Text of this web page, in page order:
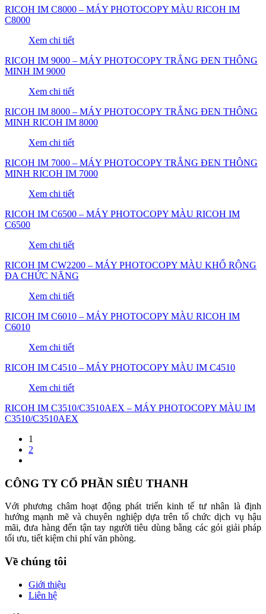
RICOH IM C8000 – MÁY PHOTOCOPY MÀU RICOH IM
C8000
Xem chi tiết
RICOH IM 9000 – MÁY PHOTOCOPY TRẮNG ĐEN THÔNG
MINH IM 9000
Xem chi tiết
RICOH IM 8000 – MÁY PHOTOCOPY TRẮNG ĐEN THÔNG
MINH RICOH IM 8000
Xem chi tiết
RICOH IM 7000 – MÁY PHOTOCOPY TRẮNG ĐEN THÔNG
MINH RICOH IM 7000
Xem chi tiết
RICOH IM C6500 – MÁY PHOTOCOPY MÀU RICOH IM
C6500
Xem chi tiết
RICOH IM CW2200 – MÁY PHOTOCOPY MÀU KHỔ RỘNG
ĐA CHỨC NĂNG
Xem chi tiết
RICOH IM C6010 – MÁY PHOTOCOPY MÀU RICOH IM
C6010
Xem chi tiết
RICOH IM C4510 – MÁY PHOTOCOPY MÀU IM C4510
Xem chi tiết
RICOH IM C3510/C3510AEX – MÁY PHOTOCOPY MÀU IM
C3510/C3510AEX
1
2
CÔNG TY CỔ PHẦN SIÊU THANH
Với phương châm hoạt động phát triển kinh tế tư nhân là định
hướng mạnh mẽ và chuyên nghiệp dựa trên tổ chức dịch vụ hậu
mãi, đưa hàng đến tận tay người tiêu dùng bằng các gói giải pháp
tối ưu, tiết kiệm chi phí văn phòng.
Về chúng tôi
Giới thiệu
Liên hệ